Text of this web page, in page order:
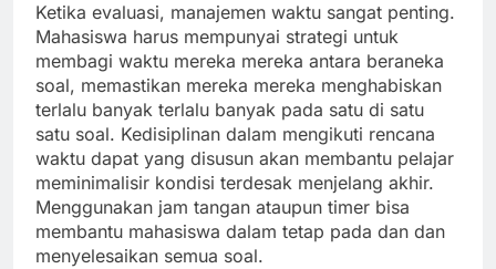
Ketika evaluasi, manajemen waktu sangat penting.
Mahasiswa harus mempunyai strategi untuk
membagi waktu mereka mereka antara beraneka
soal, memastikan mereka mereka menghabiskan
terlalu banyak terlalu banyak pada satu di satu
satu soal. Kedisiplinan dalam mengikuti rencana
waktu dapat yang disusun akan membantu pelajar
meminimalisir kondisi terdesak menjelang akhir.
Menggunakan jam tangan ataupun timer bisa
membantu mahasiswa dalam tetap pada dan dan
menyelesaikan semua soal.